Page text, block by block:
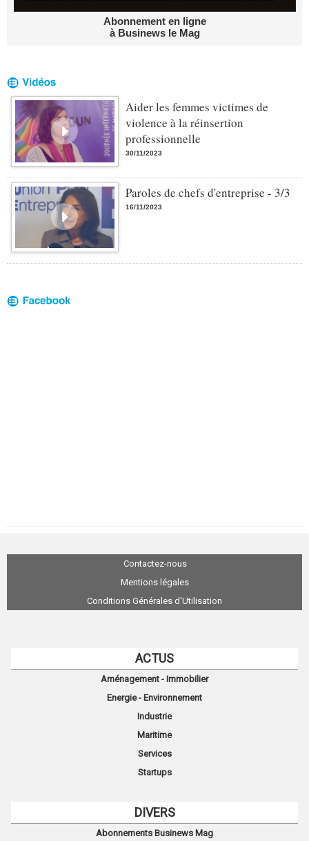
Abonnement en ligne
à Businews le Mag
Aider les femmes victimes de
violence à la réinsertion
professionnelle
30/11/2023
Paroles de chefs d'entreprise - 3/3
16/11/2023
Contactez-nous
Mentions légales
Conditions Générales d'Utilisation
ACTUS
Aménagement - Immobilier
Energie - Environnement
Industrie
Maritime
Services
Startups
DIVERS
Abonnements Businews Mag